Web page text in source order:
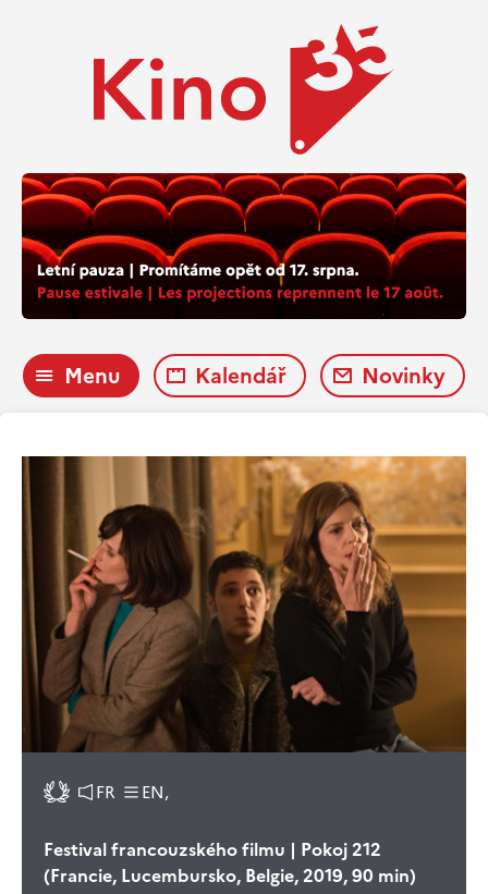
Menu Kalendář Novinky
FR EN,
Festival francouzského filmu | Pokoj 212
(Francie, Lucembursko, Belgie, 2019, 90 min)